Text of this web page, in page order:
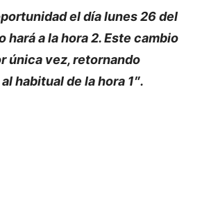
el día lunes 26 del
hará a la hora 2. Este cambio
única vez, retornando
habitual de la hora 1″.